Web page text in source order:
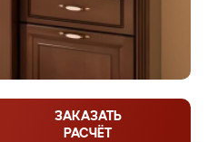
ЗАКАЗАТЬ
РАСЧЁТ